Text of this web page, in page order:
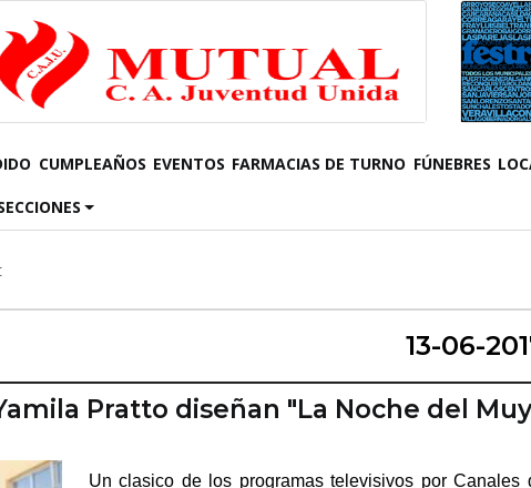
CUMPLEAÑOS EVENTOS FARMACIAS DE TURNO FÚNEBRES
13-06-
Pratto diseñan "La Noche del Muy
Un clasico de los programas televisivos por Canales